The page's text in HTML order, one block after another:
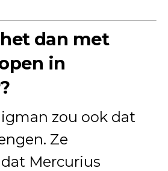
dan met
in
zou ook dat
Ze
Mercurius